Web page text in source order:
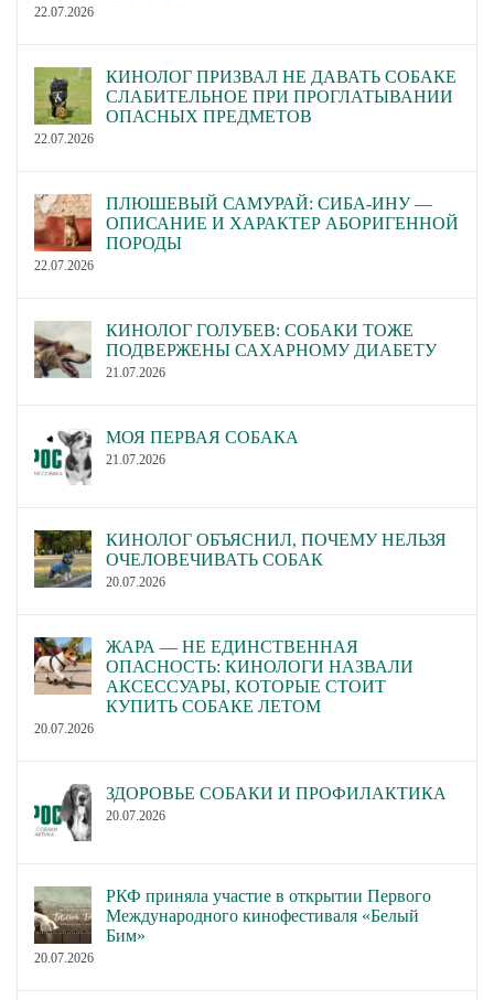
22.07.2026
КИНОЛОГ ПРИЗВАЛ НЕ ДАВАТЬ СОБАКЕ
СЛАБИТЕЛЬНОЕ ПРИ ПРОГЛАТЫВАНИИ
ОПАСНЫХ ПРЕДМЕТОВ
22.07.2026
ПЛЮШЕВЫЙ САМУРАЙ: СИБА-ИНУ —
ОПИСАНИЕ И ХАРАКТЕР АБОРИГЕННОЙ
ПОРОДЫ
22.07.2026
КИНОЛОГ ГОЛУБЕВ: СОБАКИ ТОЖЕ
ПОДВЕРЖЕНЫ САХАРНОМУ ДИАБЕТУ
21.07.2026
МОЯ ПЕРВАЯ СОБАКА
21.07.2026
КИНОЛОГ ОБЪЯСНИЛ, ПОЧЕМУ НЕЛЬЗЯ
ОЧЕЛОВЕЧИВАТЬ СОБАК
20.07.2026
ЖАРА — НЕ ЕДИНСТВЕННАЯ
ОПАСНОСТЬ: КИНОЛОГИ НАЗВАЛИ
АКСЕССУАРЫ, КОТОРЫЕ СТОИТ
КУПИТЬ СОБАКЕ ЛЕТОМ
20.07.2026
ЗДОРОВЬЕ СОБАКИ И ПРОФИЛАКТИКА
20.07.2026
РКФ приняла участие в открытии Первого
Международного кинофестиваля «Белый
Бим»
20.07.2026